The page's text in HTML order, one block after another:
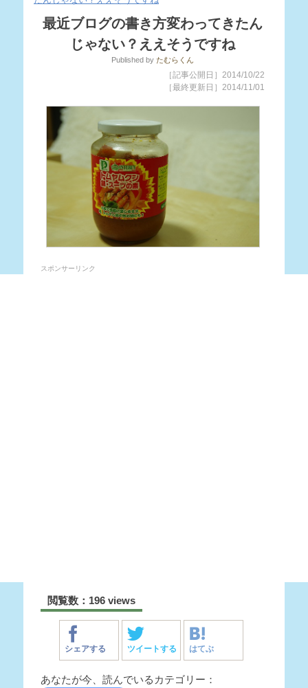
最近ブログの書き方変わってきたん
じゃない？ええそうですね
Published by たむらくん
［記事公開日］2014/10/22
［最終更新日］2014/11/01
スポンサーリンク
閲覧数：196 views
シェアする ツイートする はてぶ
あなたが今、読んでいるカテゴリー：